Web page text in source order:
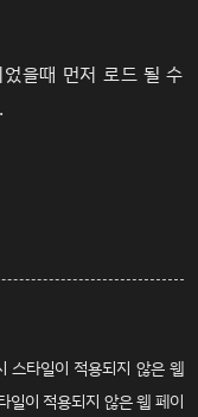
을때 먼저 로드 될 수
스타일이 적용되지 않은 웹
일이 적용되지 않은 웹 페이